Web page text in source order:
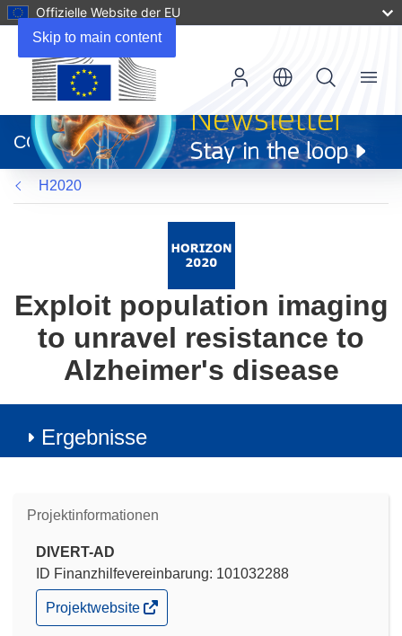
Skip to main content
Offizielle Website der EU
neuem
Fenster)
CORDIS
Menu
H2020
Exploit population imaging
to unravel resistance to
Alzheimer's disease
Ergebnisse
Projektinformationen
DIVERT-AD
ID Finanzhilfevereinbarung: 101032288
(öffnet
in
Projektwebsite